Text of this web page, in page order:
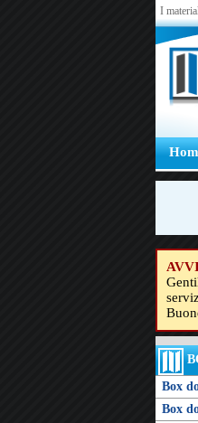
I
Box
Box